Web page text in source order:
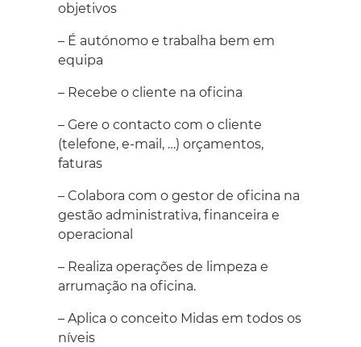
objetivos
– É autónomo e trabalha bem em
equipa
– Recebe o cliente na oficina
– Gere o contacto com o cliente
(telefone, e-mail, …) orçamentos,
faturas
– Colabora com o gestor de oficina na
gestão administrativa, financeira e
operacional
– Realiza operações de limpeza e
arrumação na oficina.
– Aplica o conceito Midas em todos os
níveis